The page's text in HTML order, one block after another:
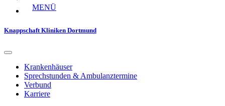
MENÜ
Knappschaft Kliniken Dortmund
Krankenhäuser
Sprechstunden & Ambulanztermine
Verbund
Karriere